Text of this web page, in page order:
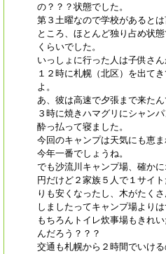
の？？？状態でした。
第３土曜なので学校があると
ところ、ほとんど独り占め状
くらいでした。
いっしょに行った人は子供さ
１２時に札幌（北区）を出て
よ。
あ、彼は高速で夕張まで来たん
３時に焼きハマグリにシャン
酔っ払って寝ました。
今回のキャンプは天気にも恵ま
今年一番でしょうね。
でも沙流川キャンプ場、確か
円だけど２家族５人で１サイ
りも安くなったし、木がたく
しましたってキャンプ場より
もちろんトイレ炊事場もきれ
んだろう？？？
交通も札幌から２時間でいける